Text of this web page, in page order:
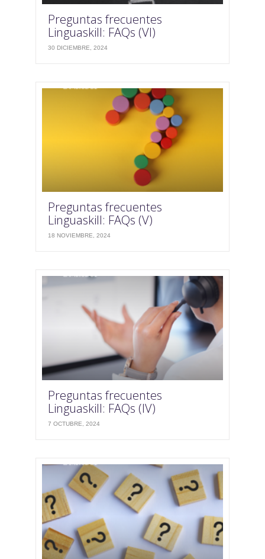
Preguntas frecuentes
Linguaskill: FAQs (VI)
30 DICIEMBRE, 2024
Preguntas frecuentes
Linguaskill: FAQs (V)
18 NOVIEMBRE, 2024
Preguntas frecuentes
Linguaskill: FAQs (IV)
7 OCTUBRE, 2024